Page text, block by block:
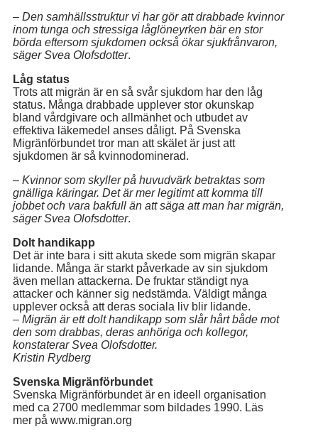
– Den samhällsstruktur vi har gör att drabbade kvinnor
inom tunga och stressiga låglöneyrken bär en stor
börda eftersom sjukdomen också ökar sjukfrånvaron,
säger Svea Olofsdotter.
Låg status
Trots att migrän är en så svår sjukdom har den låg
status. Många drabbade upplever stor okunskap
bland vårdgivare och allmänhet och utbudet av
effektiva läkemedel anses dåligt. På Svenska
Migränförbundet tror man att skälet är just att
sjukdomen är så kvinnodominerad.
– Kvinnor som skyller på huvudvärk betraktas som
gnälliga käringar. Det är mer legitimt att komma till
jobbet och vara bakfull än att säga att man har migrän,
säger Svea Olofsdotter.
Dolt handikapp
Det är inte bara i sitt akuta skede som migrän skapar
lidande. Många är starkt påverkade av sin sjukdom
även mellan attackerna. De fruktar ständigt nya
attacker och känner sig nedstämda. Väldigt många
upplever också att deras sociala liv blir lidande.
– Migrän är ett dolt handikapp som slår hårt både mot
den som drabbas, deras anhöriga och kollegor,
konstaterar Svea Olofsdotter.
Kristin Rydberg
Svenska Migränförbundet
Svenska Migränförbundet är en ideell organisation
med ca 2700 medlemmar som bildades 1990. Läs
mer på www.migran.org